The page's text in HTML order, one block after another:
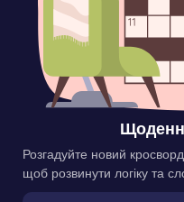
Розгадуйте новий
щоб розвинути логіку та